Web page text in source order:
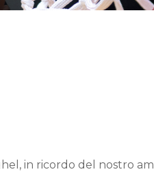
in ricordo del nostro